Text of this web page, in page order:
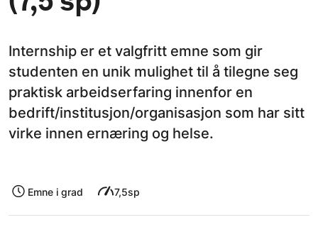
Internship er et valgfritt emne som gir
studenten en unik mulighet til å tilegne seg
praktisk arbeidserfaring innenfor en
bedrift/institusjon/organisasjon som har sitt
virke innen ernæring og helse.
Emne i grad 7,5sp